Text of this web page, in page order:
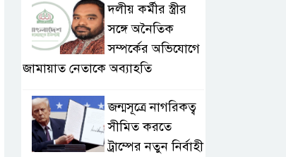
দলীয় কর্মীর স্ত্রীর
সঙ্গে অনৈতিক
সম্পর্কের অভিযোগে
জামায়াত নেতাকে অব্যাহতি
জন্মসূত্রে নাগরিকত্ব
সীমিত করতে
ট্রাম্পের নতুন নির্বাহী